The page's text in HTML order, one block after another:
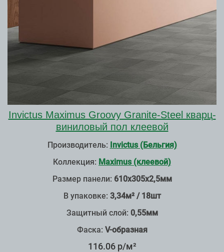
Invictus Maximus Groovy Granite-Steel кварц-
виниловый пол клеевой
Производитель: Invictus (Бельгия)
Коллекция: Maximus (клеевой)
Размер панели: 610х305х2,5мм
В упаковке: 3,34м² / 18шт
Защитный слой: 0,55мм
Фаска: V-образная
116.06 р/м²